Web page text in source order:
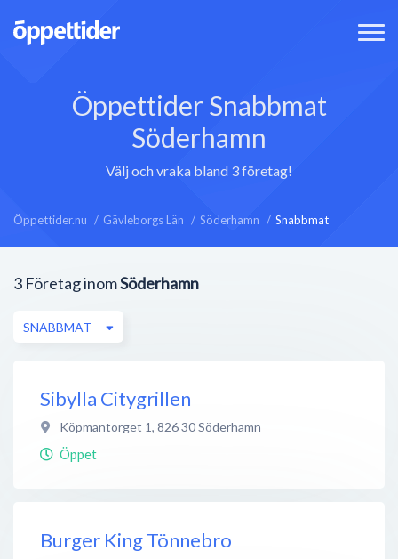
Öppettider Snabbmat
Söderhamn
Välj och vraka bland 3 företag!
Öppettider.nu Gävleborgs Län Söderhamn Snabbmat
3 Företag inomSöderhamn
SNABBMAT
Sibylla Citygrillen
Köpmantorget 1, 826 30Söderhamn
Öppet
Burger King Tönnebro